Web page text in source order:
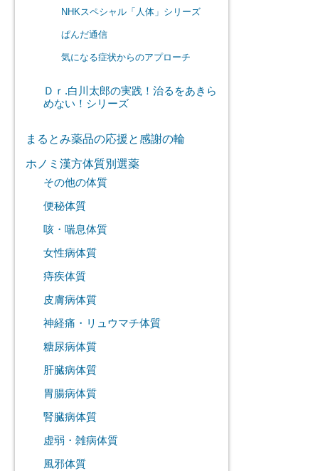
NHKスペシャル「人体」シリーズ
ぱんだ通信
気になる症状からのアプローチ
Ｄｒ.白川太郎の実践！治るをあきら
めない！シリーズ
まるとみ薬品の応援と感謝の輪
ホノミ漢方体質別選薬
その他の体質
便秘体質
咳・喘息体質
女性病体質
痔疾体質
皮膚病体質
神経痛・リュウマチ体質
糖尿病体質
肝臓病体質
胃腸病体質
腎臓病体質
虚弱・雑病体質
風邪体質